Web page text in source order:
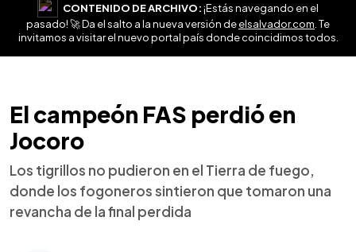
CONTENIDO DE ARCHIVO:¡Estás navegando en el
pasado! 🚀 Da el salto a la nueva versión deelsalvador.com . Te
invitamos a visitar el nuevo portal país donde coincidimos todos.
El campeón FAS perdió en
Jocoro
Los tigrillos no pudieron en el Tierra de fuego,
donde los fogoneros sintieron que tomaron una
revancha de la final perdida